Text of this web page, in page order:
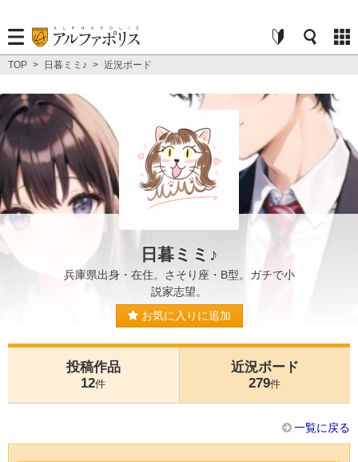
TOP > 日暮ミミ♪ > 近況ボード
日暮ミミ♪
兵庫県出身・在住。さそり座・B型。ガチで小
説家志望。
お気に入りに追加
投稿作品
12件
近況ボード
279件
一覧に戻る